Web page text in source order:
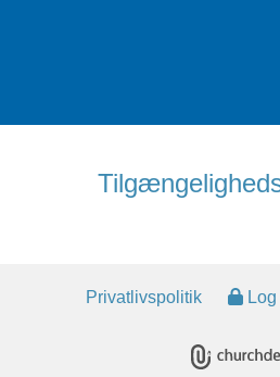
Privatlivspolitik